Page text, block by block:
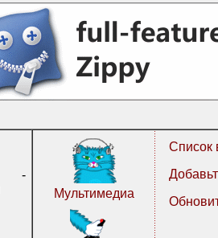
-
Мультимедиа
Список